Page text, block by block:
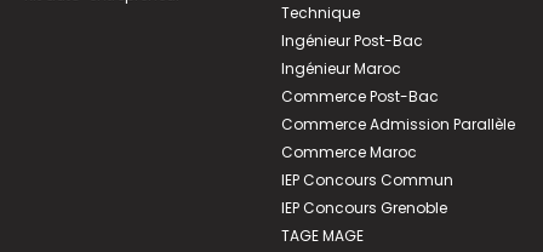
Technique
Ingénieur Post-Bac
Ingénieur Maroc
Commerce Post-Bac
Commerce Admission Parallèle
Commerce Maroc
IEP Concours Commun
IEP Concours Grenoble
TAGE MAGE